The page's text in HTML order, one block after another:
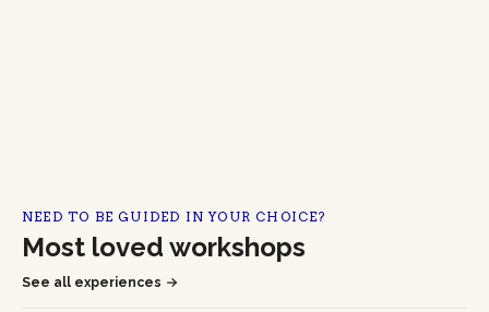
NEED TO BE GUIDED IN YOUR CHOICE?
Most loved workshops
See all experiences